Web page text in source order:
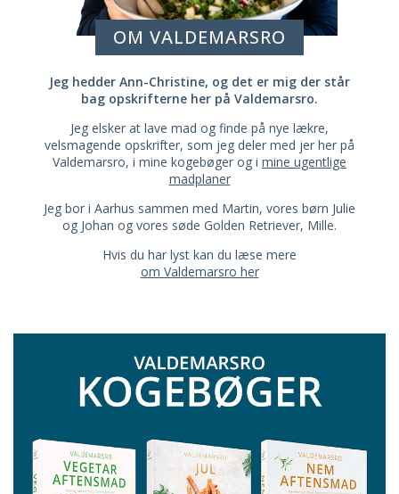
OM VALDEMARSRO
Jeg hedder Ann-Christine, og det er mig der står
bag opskrifterne her på Valdemarsro.
Jeg elsker at lave mad og finde på nye lækre,
velsmagende opskrifter, som jeg deler med jer her på
Valdemarsro, i mine kogebøger og i mine ugentlige
madplaner
Jeg bor i Aarhus sammen med Martin, vores børn Julie
og Johan og vores søde Golden Retriever, Mille.
Hvis du har lyst kan du læse mere
om Valdemarsro her